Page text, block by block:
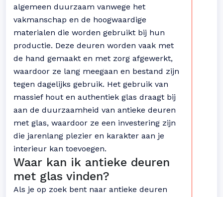
algemeen duurzaam vanwege het
vakmanschap en de hoogwaardige
materialen die worden gebruikt bij hun
productie. Deze deuren worden vaak met
de hand gemaakt en met zorg afgewerkt,
waardoor ze lang meegaan en bestand zijn
tegen dagelijks gebruik. Het gebruik van
massief hout en authentiek glas draagt bij
aan de duurzaamheid van antieke deuren
met glas, waardoor ze een investering zijn
die jarenlang plezier en karakter aan je
interieur kan toevoegen.
Waar kan ik antieke deuren
met glas vinden?
Als je op zoek bent naar antieke deuren